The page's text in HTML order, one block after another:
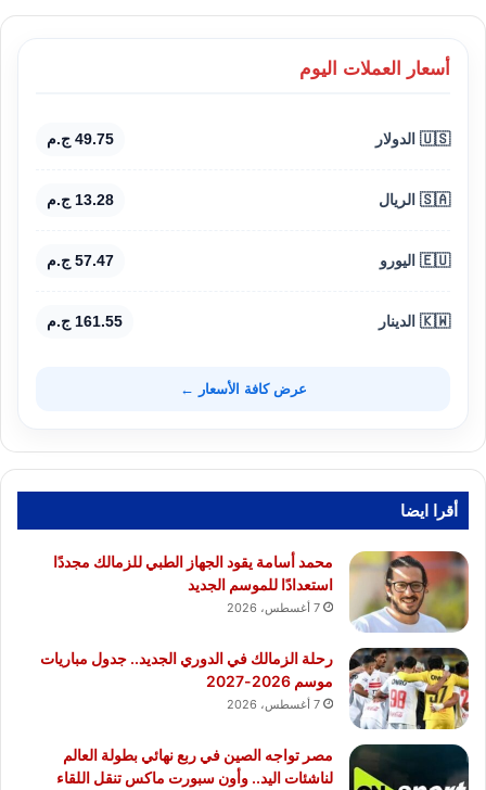
أسعار العملات اليوم
🇺🇸 الدولار 49.75 ج.م
🇸🇦 الريال 13.28 ج.م
🇪🇺 اليورو 57.47 ج.م
🇰🇼 الدينار 161.55 ج.م
عرض كافة الأسعار ←
أقرا ايضا
محمد أسامة يقود الجهاز الطبي للزمالك مجددًا
استعدادًا للموسم الجديد
7 أغسطس، 2026
رحلة الزمالك في الدوري الجديد.. جدول مباريات
موسم 2026-2027
7 أغسطس، 2026
مصر تواجه الصين في ربع نهائي بطولة العالم
لناشئات اليد.. وأون سبورت ماكس تنقل اللقاء